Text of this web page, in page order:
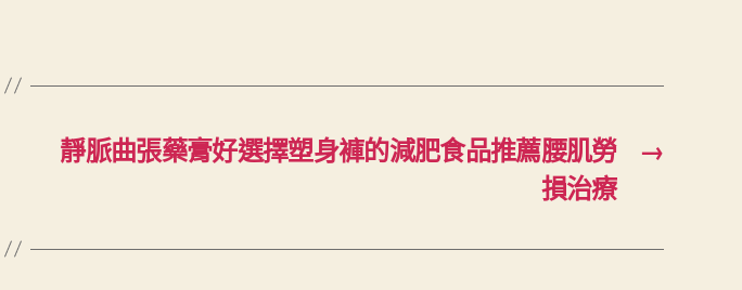
→
靜脈曲張藥膏好選擇塑身褲的減肥食品推薦腰肌勞
損治療